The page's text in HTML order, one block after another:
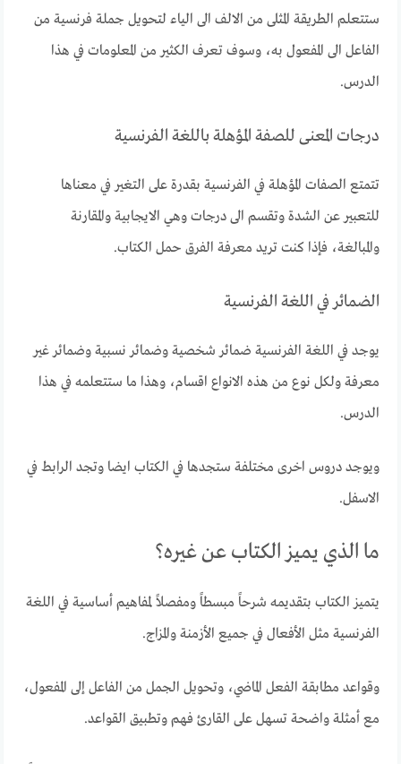
ستتعلم الطريقة المثلى من الالف الى الياء لتحويل جملة فرنسية من
الفاعل الى المفعول به، وسوف تعرف الكثير من المعلومات في هذا
الدرس.
درجات المعنى للصفة المؤهلة باللغة الفرنسية
تتمتع الصفات المؤهلة في الفرنسية بقدرة على التغير في معناها
للتعبير عن الشدة وتقسم الى درجات وهي الايجابية والمقارنة
والمبالغة، فإذا كنت تريد معرفة الفرق حمل الكتاب.
الضمائر في اللغة الفرنسية
يوجد في اللغة الفرنسية ضمائر شخصية وضمائر نسبية وضمائر غير
معرفة ولكل نوع من هذه الانواع اقسام، وهذا ما ستتعلمه في هذا
الدرس.
ويوجد دروس اخرى مختلفة ستجدها في الكتاب ايضا وتجد الرابط في
الاسفل.
ما الذي يميز الكتاب عن غيره؟
يتميز الكتاب بتقديمه شرحاً مبسطاً ومفصلاً لمفاهيم أساسية في اللغة
الفرنسية مثل الأفعال في جميع الأزمنة والمزاج.
وقواعد مطابقة الفعل الماضي، وتحويل الجمل من الفاعل إلى المفعول،
مع أمثلة واضحة تسهل على القارئ فهم وتطبيق القواعد.